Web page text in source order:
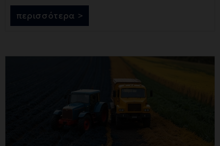
περισσότερα >